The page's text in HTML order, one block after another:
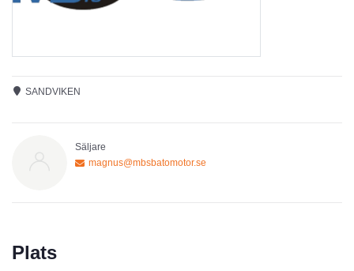
SANDVIKEN
Säljare
magnus@mbsbatomotor.se
Plats